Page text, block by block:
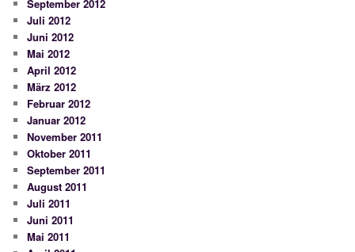
September 2012
Juli 2012
Juni 2012
Mai 2012
April 2012
März 2012
Februar 2012
Januar 2012
November 2011
Oktober 2011
September 2011
August 2011
Juli 2011
Juni 2011
Mai 2011